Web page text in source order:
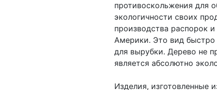
противоскольжения для
экологичности своих
производства распорок
Америки. Это вид быстро
для вырубки. Дерево не
является абсолютно
Изделия, изготовленные